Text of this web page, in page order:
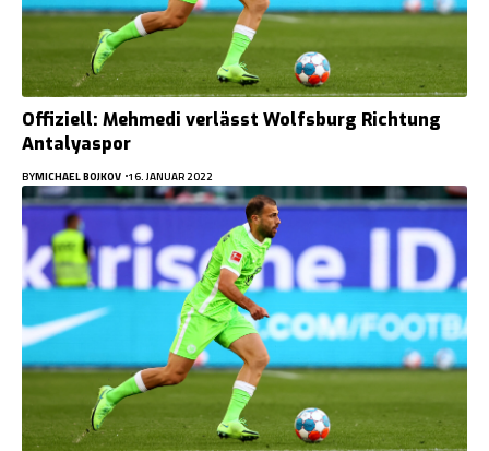
Offiziell: Mehmedi verlässt Wolfsburg Richtung
Antalyaspor
BYMICHAEL BOJKOV 16. JANUAR 2022